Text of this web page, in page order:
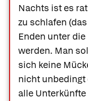
Nachts ist es
zu schlafen
Enden unter
werden. Man
sich keine
nicht unbedingt
alle